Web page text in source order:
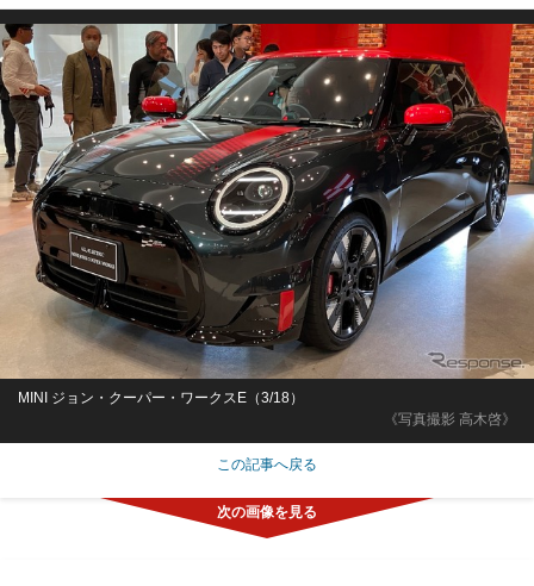
《写真撮影 高木啓》
MINI ジョン・クーパー・ワークスE（3/18）
この記事へ戻る